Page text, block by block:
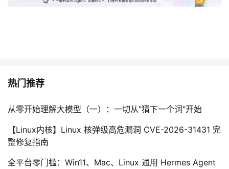
热门推荐
从零开始理解大模型（一）：一切从"猜下一个词"开始
【Linux内核】Linux 核弹级高危漏洞 CVE-2026-31431 完
整修复指南
全平台零门槛：Win11、Mac、Linux 通用 Hermes Agent